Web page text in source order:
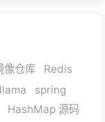
像仓库
Redis
spring
HashMap 源码